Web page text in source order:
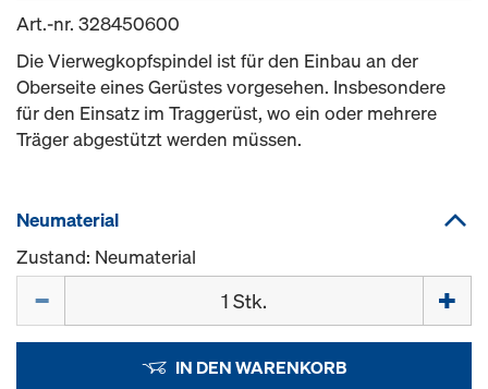
Art.-nr. 328450600
Die Vierwegkopfspindel ist für den Einbau an der
Oberseite eines Gerüstes vorgesehen. Insbesondere
für den Einsatz im Traggerüst, wo ein oder mehrere
Träger abgestützt werden müssen.
Neumaterial
Zustand: Neumaterial
IN DEN WARENKORB